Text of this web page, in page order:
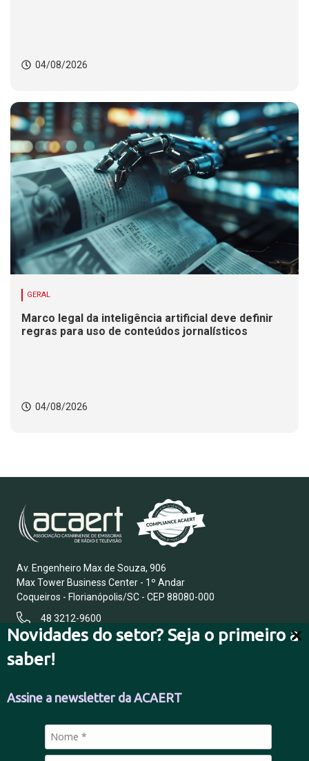
Novidades do setor? Seja o primeiro a
saber!
Assine a newsletter da ACAERT
04/08/2026
GERAL
Marco legal da inteligência artificial deve definir
regras para uso de conteúdos jornalísticos
04/08/2026
Av. Engenheiro Max de Souza, 906
Max Tower Business Center - 1º Andar
Coqueiros - Florianópolis/SC - CEP 88080-000
48 3212-9600
FALE CONOSCO
POLÍTICA DE PRIVACIDADE